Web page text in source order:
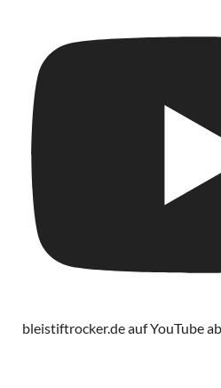
bleistiftrocker.de auf YouTube